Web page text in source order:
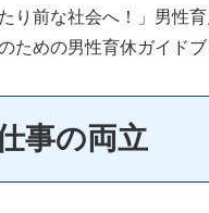
り前な社会へ！」男性
ための男性育休ガイド
事の両立